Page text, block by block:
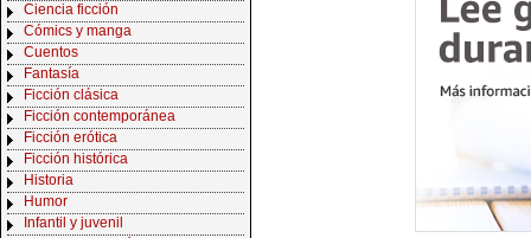
Ciencia ficción
Cómics y manga
Cuentos
Fantasía
Ficción clásica
Ficción contemporánea
Ficción erótica
Ficción histórica
Historia
Humor
Infantil y juvenil